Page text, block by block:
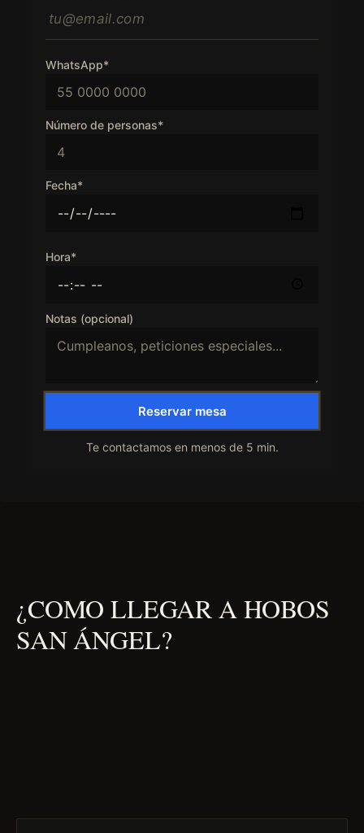
WhatsApp*
Número de personas*
Fecha*
Hora*
Notas (opcional)
Reservar mesa
Te contactamos en menos de 5 min.
¿COMO LLEGAR A HOBOS
SAN ÁNGEL?